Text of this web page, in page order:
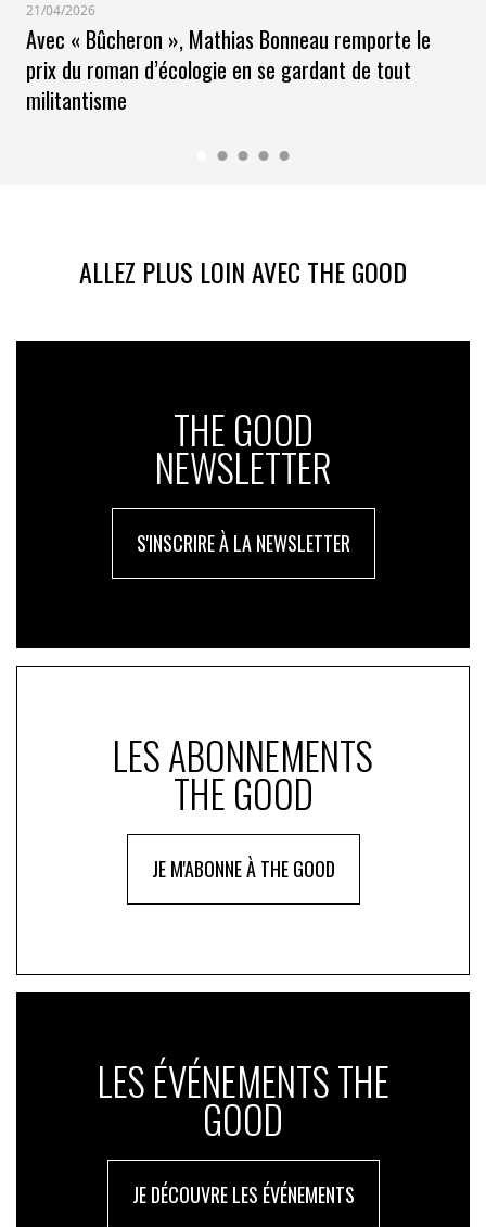
21/04/2026
Avec « Bûcheron », Mathias Bonneau remporte le
prix du roman d’écologie en se gardant de tout
militantisme
ALLEZ PLUS LOIN AVEC THE GOOD
THE GOOD
NEWSLETTER
S'INSCRIRE À LA NEWSLETTER
LES ABONNEMENTS
THE GOOD
JE M'ABONNE À THE GOOD
LES ÉVÉNEMENTS THE
GOOD
JE DÉCOUVRE LES ÉVÉNEMENTS